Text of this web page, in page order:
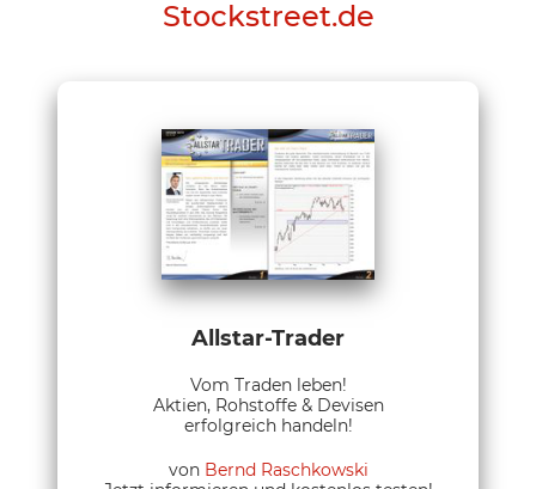
Stockstreet.de
Allstar-Trader
Vom Traden leben!
Aktien, Rohstoffe & Devisen
erfolgreich handeln!
von Bernd Raschkowski